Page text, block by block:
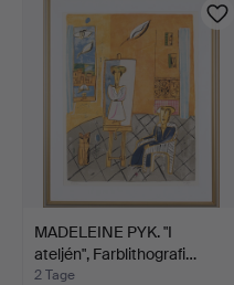
MADELEINE PYK. "I
ateljén", Farblithografi…
2 Tage